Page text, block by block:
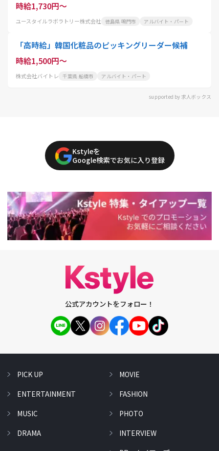
時給1,730円～
ユースタイルラボラトリー株式会社 徳島県 鳴門市 アルバイト・パート
「高時給」韓国化粧品のピッキングリーダー候補
時給1,500円～
株式会社バイトレ 千葉県 船橋市 アルバイト・パート
supported by 求人ボックス
Kstyleを
Google検索でお気に入り登録
公式アカウントをフォロー！
PICK UP
ENTERTAINMENT
MUSIC
DRAMA
MOVIE
FASHION
PHOTO
INTERVIEW